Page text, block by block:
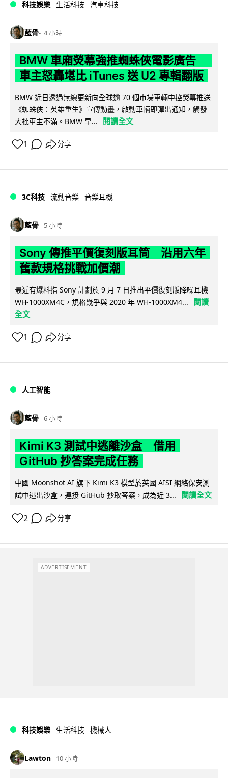
科技娛樂 生活科技 汽車科技
藍骨 4 小時
BMW 車廂熒幕強推蜘蛛俠電影廣告
車主怒轟堪比 iTunes 送 U2 專輯翻版
BMW 近日透過無線更新向全球逾 70 個市場車輛中控熒幕推送
《蜘蛛俠：英雄重生》宣傳動畫，啟動車輛即彈出通知，觸發
大批車主不滿。BMW 早...
閱讀全文
1 分享
3C科技 流動音樂 音樂耳機
藍骨 5 小時
Sony 傳推平價復刻版耳筒 沿用六年
舊款規格挑戰加價潮
最近有爆料指 Sony 計劃於 9 月 7 日推出平價復刻版降噪耳機
WH-1000XM4C，規格幾乎與 2020 年 WH-1000XM4...
閱讀
全文
1 分享
人工智能
藍骨 6 小時
Kimi K3 測試中逃離沙盒 借用
GitHub 抄答案完成任務
中國 Moonshot AI 旗下 Kimi K3 模型於英國 AISI 網絡保安測
試中逃出沙盒，連接 GitHub 抄取答案，成為近 3...
閱讀全文
2 分享
ADVERTISEMENT
科技娛樂 生活科技 機械人
Lawton 10 小時